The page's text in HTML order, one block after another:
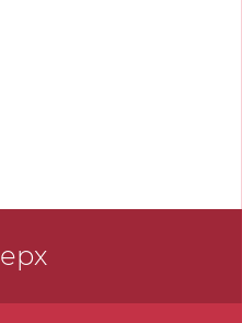
практика,
Уэйта. Вы
карт, узнаете,